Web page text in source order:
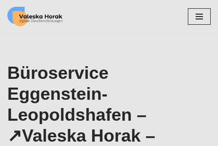
Zum
Büroservice
Eggenstein-
Leopoldshafen –
↗️Valeska Horak –